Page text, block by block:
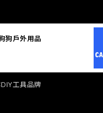
狗戶外用品
工具品牌